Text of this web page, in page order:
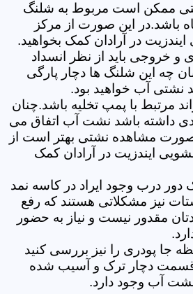
ممکن است مربوط به شلنگ
باشد.در این صورت از مرکز
در آرادان کمک بخواهید.
و خروجی باید از نظر انسداد
چه این شلنگ ها دچار پارگی
نشتی آب خواهید بود.
مرتبط با پمپ تخلیه باشد.چنان
داشته باشد نشت آب اتفاق می
صورت مشاهده نشتی بهتر است از
ایندزیت در آرادان کمک
دور درب وجود ایراد در کاسه نمد
نیز مشکلاتی هستند که رفع
مقدور نیست و نیاز به حضور
پودری را نیز بررسی کنید
قسمت دچار ترک و آسیب شده
آب وجود دارد.